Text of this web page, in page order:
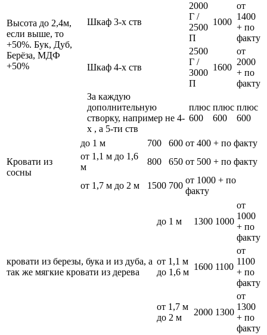
Высота до 2,4м,
если выше, то
+50%. Бук, Дуб,
Берёза, МДФ
+50%
Шкаф 3-х ств
2000
Г /
2500
П
1000
от
1400
+ по
факту
Шкаф 4-х ств
2500
Г /
3000
П
1600
от
2000
+ по
факту
За каждую
дополнительную
створку, например не 4-
х , а 5-ти ств
плюс
600
плюс
600
плюс
600
Кровати из
сосны
до 1 м 700 600 от 400 + по факту
от 1,1 м до 1,6
м
800 650 от 500 + по факту
от 1,7 м до 2 м 1500 700
от 1000 + по
факту
кровати из березы, бука и из дуба, а
так же мягкие кровати из дерева
до 1 м 1300 1000
от
1000
+ по
факту
от 1,1 м
до 1,6 м
1600 1100
от
1100
+ по
факту
от 1,7 м
до 2 м
2000 1300
от
1300
+ по
факту